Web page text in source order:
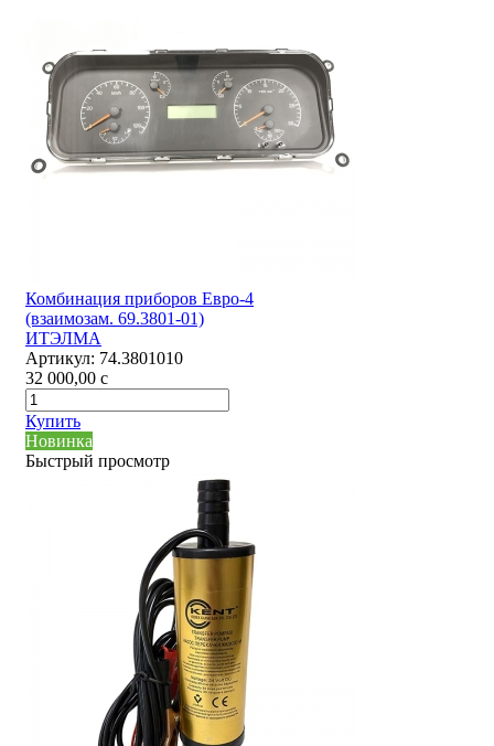
Комбинация приборов Евро-4
(взаимозам. 69.3801-01)
ИТЭЛМА
Артикул: 74.3801010
32 000,00 c
Купить
Новинка
Быстрый просмотр